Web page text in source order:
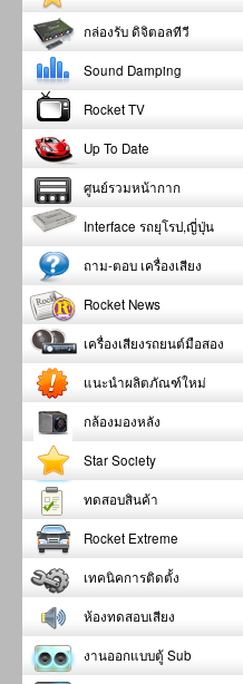
กล่องรับ ดิจิตอลทีวี
Sound Damping
Rocket TV
Up To Date
ศูนย์รวมหน้ากาก
Interface รถยุโรป,ญี่ปุ่น
ถาม-ตอบ เครื่องเสียง
Rocket News
เครื่องเสียงรถยนต์มือสอง
แนะนำผลิตภัณฑ์ใหม่
กล้องมองหลัง
Star Society
ทดสอบสินค้า
Rocket Extreme
เทคนิคการติดตั้ง
ห้องทดสอบเสียง
งานออกแบบตู้ Sub